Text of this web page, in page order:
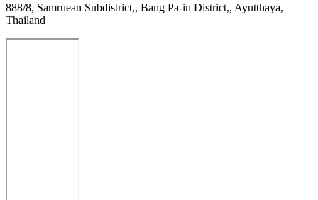
888/8, Samruean Subdistrict,, Bang Pa-in District,, Ayutthaya,
Thailand